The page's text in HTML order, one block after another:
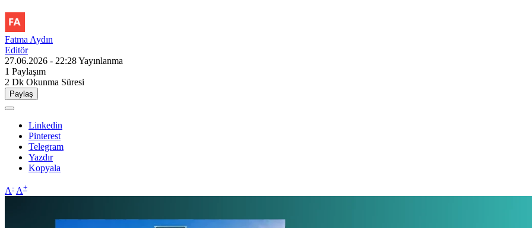
Fatma Aydın
Editör
27.06.2026 - 22:28Yayınlanma
1 Paylaşım
2 Dk Okunma Süresi
Paylaş
Linkedin
Pinterest
Telegram
Yazdır
Kopyala
A- A+